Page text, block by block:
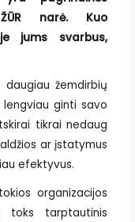
narė. Kuo
jums svarbus,
daugiau žemdirbių
lengviau ginti savo
tikrai nedaug
ar įstatymus
efektyvus.
organizacijos
tarptautinis